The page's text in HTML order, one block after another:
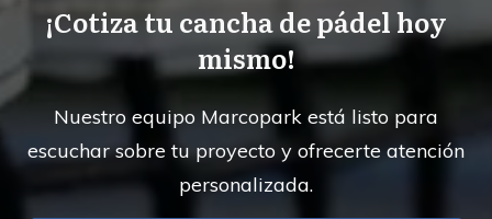
¡Cotiza tu cancha de pádel hoy
mismo!
Nuestro equipo Marcopark está listo para
escuchar sobre tu proyecto y ofrecerte atención
personalizada.